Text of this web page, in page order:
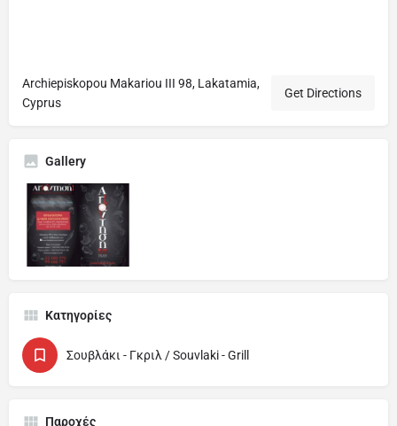
Archiepiskopou Makariou III 98, Lakatamia,
Cyprus
Get Directions
Gallery
Κατηγορίες
Σουβλάκι - Γκριλ / Souvlaki - Grill
Παροχές